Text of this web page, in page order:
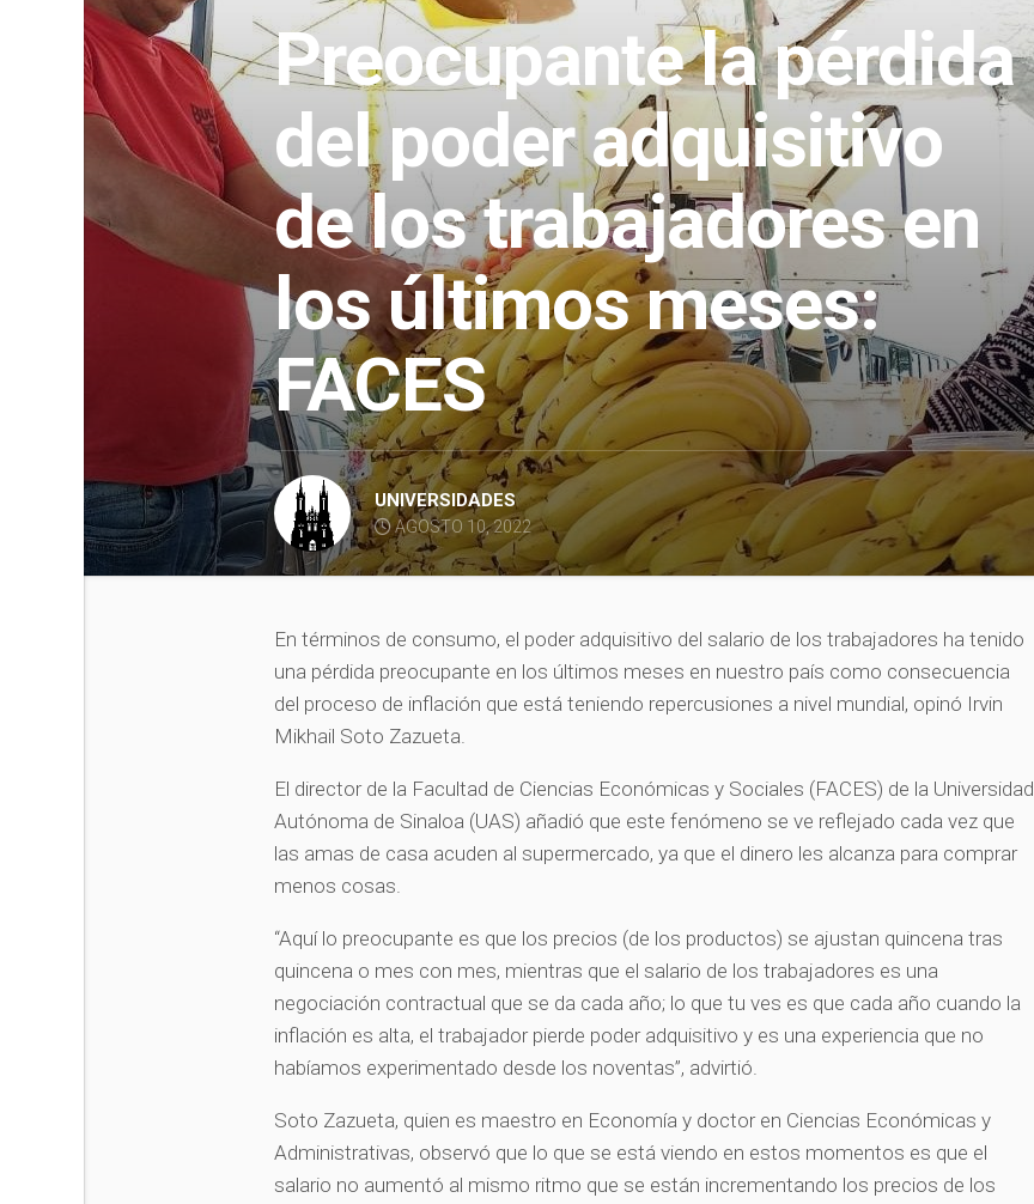
Preocupante la pérdida
del poder adquisitivo
de los trabajadores en
los últimos meses:
FACES
UNIVERSIDADES
AGOSTO 10, 2022
En términos de consumo, el poder adquisitivo del salario de los trabajadores ha tenido
una pérdida preocupante en los últimos meses en nuestro país como consecuencia
del proceso de inflación que está teniendo repercusiones a nivel mundial, opinó Irvin
Mikhail Soto Zazueta.
El director de la Facultad de Ciencias Económicas y Sociales (FACES) de la Universidad
Autónoma de Sinaloa (UAS) añadió que este fenómeno se ve reflejado cada vez que
las amas de casa acuden al supermercado, ya que el dinero les alcanza para comprar
menos cosas.
“Aquí lo preocupante es que los precios (de los productos) se ajustan quincena tras
quincena o mes con mes, mientras que el salario de los trabajadores es una
negociación contractual que se da cada año; lo que tu ves es que cada año cuando la
inflación es alta, el trabajador pierde poder adquisitivo y es una experiencia que no
habíamos experimentado desde los noventas”, advirtió.
Soto Zazueta, quien es maestro en Economía y doctor en Ciencias Económicas y
Administrativas, observó que lo que se está viendo en estos momentos es que el
salario no aumentó al mismo ritmo que se están incrementando los precios de los